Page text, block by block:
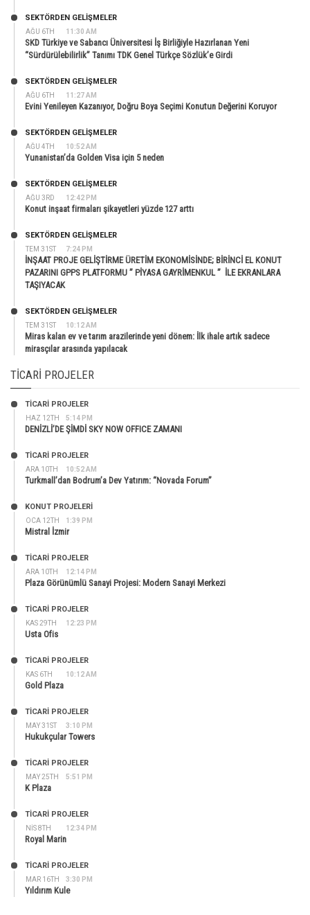
AĞU 6TH 11:30 AM
SEKTÖRDEN GELIŞMELER
SKD Türkiye ve Sabancı Üniversitesi İş Birliğiyle Hazırlanan Yeni
“Sürdürülebilirlik” Tanımı TDK Genel Türkçe Sözlük’e Girdi
AĞU 6TH 11:27 AM
SEKTÖRDEN GELIŞMELER
Evini Yenileyen Kazanıyor, Doğru Boya Seçimi Konutun Değerini Koruyor
AĞU 4TH 10:52 AM
SEKTÖRDEN GELIŞMELER
Yunanistan’da Golden Visa için 5 neden
AĞU 3RD 12:42 PM
SEKTÖRDEN GELIŞMELER
Konut inşaat firmaları şikayetleri yüzde 127 arttı
TEM 31ST 7:24 PM
SEKTÖRDEN GELIŞMELER
İNŞAAT PROJE GELİŞTİRME ÜRETİM EKONOMİSİNDE; BİRİNCİ EL KONUT
PAZARINI GPPS PLATFORMU ” PİYASA GAYRİMENKUL ” İLE EKRANLARA
TAŞIYACAK
TEM 31ST 10:12 AM
SEKTÖRDEN GELIŞMELER
Miras kalan ev ve tarım arazilerinde yeni dönem: İlk ihale artık sadece
mirasçılar arasında yapılacak
TICARI PROJELER
HAZ 12TH 5:14 PM
TİCARİ PROJELER
DENİZLİ’DE ŞİMDİ SKY NOW OFFICE ZAMANI
ARA 10TH 10:52 AM
TİCARİ PROJELER
Turkmall’dan Bodrum’a Dev Yatırım: “Novada Forum”
OCA 12TH 1:39 PM
KONUT PROJELERI
Mistral İzmir
ARA 10TH 12:14 PM
TİCARİ PROJELER
Plaza Görünümlü Sanayi Projesi: Modern Sanayi Merkezi
KAS 29TH 12:23 PM
TİCARİ PROJELER
Usta Ofis
KAS 6TH 10:12 AM
TİCARİ PROJELER
Gold Plaza
MAY 31ST 3:10 PM
TİCARİ PROJELER
Hukukçular Towers
MAY 25TH 5:51 PM
TİCARİ PROJELER
K Plaza
NIS 8TH 12:34 PM
TİCARİ PROJELER
Royal Marin
MAR 16TH 3:30 PM
TİCARİ PROJELER
Yıldırım Kule